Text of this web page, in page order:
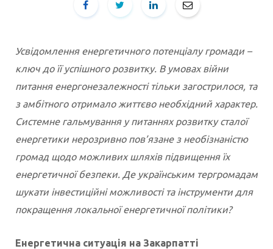
Усвідомлення енергетичного потенціалу громади –
ключ до її успішного розвитку. В умовах війни
питання енергонезалежності тільки загострилося, та
з амбітного отримало життєво необхідний характер.
Системне гальмування у питаннях розвитку сталої
енергетики нерозривно пов’язане з необізнаністю
громад щодо можливих шляхів підвищення їх
енергетичної безпеки. Де українським тергромадам
шукати інвестиційні можливості та інструменти для
покращення локальної енергетичної політики?
Енергетична ситуація на Закарпатті